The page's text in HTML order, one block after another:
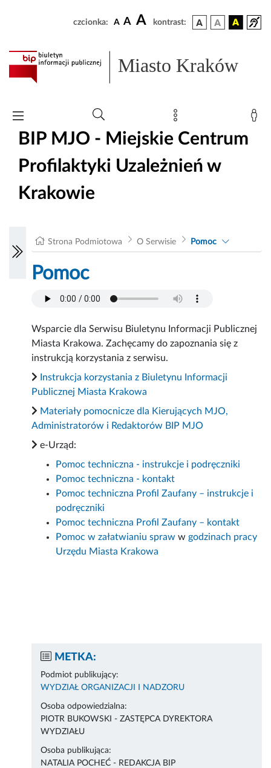
czcionka: A A A kontrast:
Miasto Kraków
BIP MJO - Miejskie Centrum
Profilaktyki Uzależnień w
Krakowie
Strona Podmiotowa O Serwisie Pomoc
Pomoc
Wsparcie dla Serwisu Biuletynu Informacji Publicznej
Miasta Krakowa. Zachęcamy do zapoznania się z
instrukcją korzystania z serwisu.
Instrukcja korzystania z Biuletynu Informacji
Publicznej Miasta Krakowa
Materiały pomocnicze dla Kierujących MJO,
Administratorów i Redaktorów BIP MJO
e-Urząd:
Pomoc techniczna - instrukcje i podręczniki
Pomoc techniczna - kontakt
Pomoc techniczna Profil Zaufany – instrukcje i
podręczniki
Pomoc techniczna Profil Zaufany – kontakt
Pomoc w załatwianiu spraw w godzinach pracy
Urzędu Miasta Krakowa
METKA:
Podmiot publikujący:
WYDZIAŁ ORGANIZACJI I NADZORU
Osoba odpowiedzialna:
PIOTR BUKOWSKI - ZASTĘPCA DYREKTORA
WYDZIAŁU
Osoba publikująca:
NATALIA POCHEĆ - REDAKCJA BIP